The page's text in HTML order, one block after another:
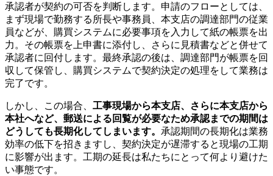
承認者が契約の可否を判断します。申請のフローとしては、
まず現場で勤務する所長や事務員、本支店の調達部門の従業
員などが、購買システムに必要事項を入力して紙の帳票を出
力。その帳票を上申書に添付し、さらに見積書などと併せて
承認者に回付します。最終承認の後は、調達部門が帳票を回
収して保管し、購買システムで契約決定の処理をして業務は
完了です。
しかし、この場合、 工事現場から本支店、さらに本支店から
本社へなど、郵送による回覧が必要なため承認までの期間は
どうしても長期化してしまいます。 承認期間の長期化は業務
効率の低下を招きますし、契約決定が遅滞すると現場の工期
に影響が出ます。工期の延長は私たちにとって何より避けた
い事態です。